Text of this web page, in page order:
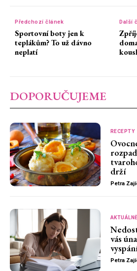
Předchozí článek
Sportovní boty jen k
teplákům? To už dávno
neplatí
Další
DOPORUČUJEME
RECEPTY
drží
Petra
AKTUÁLNĚ
vás
Petra